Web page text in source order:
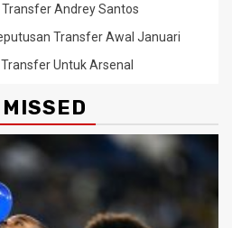
Andrey Santos
Transfer Awal Januari
Untuk Arsenal